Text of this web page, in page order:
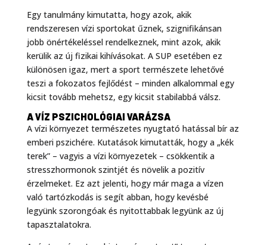
Egy tanulmány kimutatta, hogy azok, akik
rendszeresen vízi sportokat űznek, szignifikánsan
jobb önértékeléssel rendelkeznek, mint azok, akik
kerülik az új fizikai kihívásokat. A SUP esetében ez
különösen igaz, mert a sport természete lehetővé
teszi a fokozatos fejlődést – minden alkalommal egy
kicsit tovább mehetsz, egy kicsit stabilabbá válsz.
A VÍZ PSZICHOLÓGIAI VARÁZSA
A vízi környezet természetes nyugtató hatással bír az
emberi pszichére. Kutatások kimutatták, hogy a „kék
terek” – vagyis a vízi környezetek – csökkentik a
stresszhormonok szintjét és növelik a pozitív
érzelmeket. Ez azt jelenti, hogy már maga a vízen
való tartózkodás is segít abban, hogy kevésbé
legyünk szorongóak és nyitottabbak legyünk az új
tapasztalatokra.